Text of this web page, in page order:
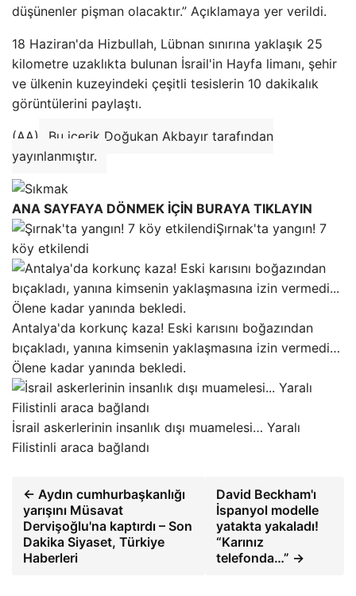
düşünenler pişman olacaktır.” Açıklamaya yer verildi.
18 Haziran'da Hizbullah, Lübnan sınırına yaklaşık 25
kilometre uzaklıkta bulunan İsrail'in Hayfa limanı, şehir
ve ülkenin kuzeyindeki çeşitli tesislerin 10 dakikalık
görüntülerini paylaştı.
(AA)
Bu içerik Doğukan Akbayır tarafından
yayınlanmıştır.
ANA SAYFAYA DÖNMEK İÇİN BURAYA TIKLAYIN
Şırnak'ta yangın! 7
köy etkilendi
Antalya'da korkunç kaza! Eski karısını boğazından
bıçakladı, yanına kimsenin yaklaşmasına izin vermedi…
Ölene kadar yanında bekledi.
İsrail askerlerinin insanlık dışı muamelesi… Yaralı
Filistinli araca bağlandı
← Aydın cumhurbaşkanlığı
yarışını Müsavat
Dervişoğlu'na kaptırdı – Son
Dakika Siyaset, Türkiye
Haberleri
David Beckham'ı
İspanyol modelle
yatakta yakaladı!
“Karınız
telefonda…” →